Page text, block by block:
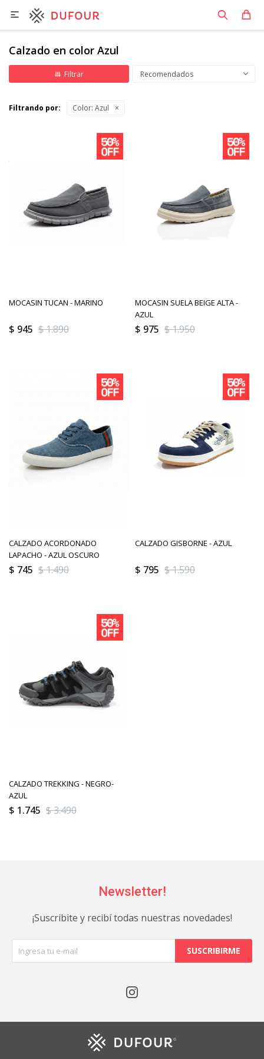

Calzado en color Azul
Recomendados
Filtrando por: Color: Azul
MOCASIN TUCAN - MARINO
$ 945 $1.890
MOCASIN SUELA BEIGE ALTA -
AZUL
$ 975 $1.950
CALZADO ACORDONADO
LAPACHO - AZUL OSCURO
$ 745 $1.490
CALZADO GISBORNE - AZUL
$ 795 $1.590
CALZADO TREKKING - NEGRO-
AZUL
$ 1.745 $3.490
Newsletter!
¡Suscribite y recibí todas nuestras novedades!
SUSCRIBIRME
